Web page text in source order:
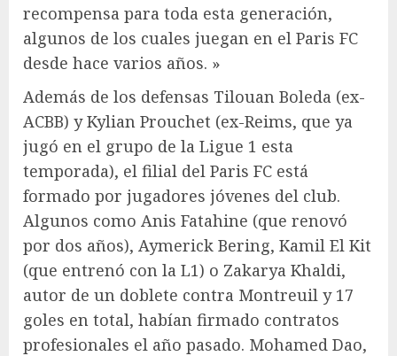
recompensa para toda esta generación,
algunos de los cuales juegan en el Paris FC
desde hace varios años. »
Además de los defensas Tilouan Boleda (ex-
ACBB) y Kylian Prouchet (ex-Reims, que ya
jugó en el grupo de la Ligue 1 esta
temporada), el filial del Paris FC está
formado por jugadores jóvenes del club.
Algunos como Anis Fatahine (que renovó
por dos años), Aymerick Bering, Kamil El Kit
(que entrenó con la L1) o Zakarya Khaldi,
autor de un doblete contra Montreuil y 17
goles en total, habían firmado contratos
profesionales el año pasado. Mohamed Dao,